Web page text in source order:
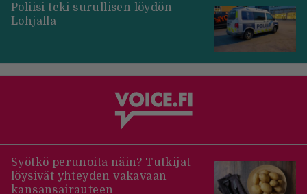
Poliisi teki surullisen löydön
Lohjalla
Syötkö perunoita näin? Tutkijat
löysivät yhteyden vakavaan
kansansairauteen